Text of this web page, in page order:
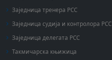
Заједница тренера РСС
Заједница судија и контролора РСС
Заједница делегата РСС
Такмичарска књижица